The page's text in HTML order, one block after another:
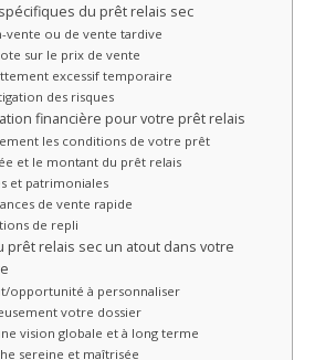
du prêt relais sec
vente ou de vente tardive
sur le prix de vente
excessif temporaire
des risques
financière pour votre prêt relais
les conditions de votre prêt
et le montant du prêt relais
et patrimoniales
de vente rapide
de repli
prêt relais sec un atout dans votre
opportunité à personnaliser
votre dossier
vision globale et à long terme
sereine et maîtrisée